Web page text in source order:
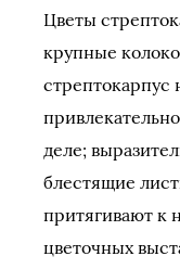
Цветы
крупные
стрептокарпус
деле;
блестящие
притягивают к
цветочных